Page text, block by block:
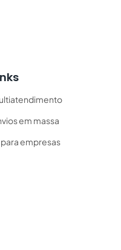
em massa
para empresas